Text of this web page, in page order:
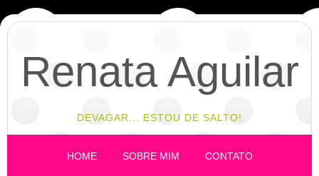
Renata Aguilar
DEVAGAR... ESTOU DE SALTO!
HOME SOBRE MIM CONTATO